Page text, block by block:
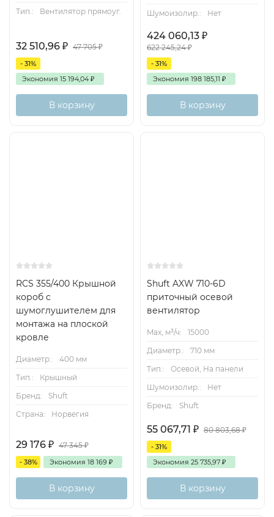
Тип.:
Вентилятор прямоуг.
32 510,96 ₽ 47 705₽
- 31%
Экономия 15 194,04 ₽
В корзину
Шумоизолир.:
Нет
424 060,13 ₽
622 245,24₽
- 31%
Экономия 198 185,11 ₽
В корзину
RCS 355/400 Крышной
короб с
шумоглушителем для
монтажа на плоской
кровле
Диаметр.:
400 мм
Тип.:
Крышный
Бренд:
Shuft
Страна:
Норвегия
29 176 ₽ 47 345₽
- 38% Экономия 18 169 ₽
В корзину
Shuft AXW 710-6D
приточный осевой
вентилятор
Max, м³/ч:
15000
Диаметр.:
710 мм
Тип.:
Осевой, На панели
Шумоизолир.:
Нет
Бренд:
Shuft
55 067,71 ₽ 80 803,68₽
- 31%
Экономия 25 735,97 ₽
В корзину